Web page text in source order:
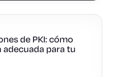
de PKI: cómo
para tu